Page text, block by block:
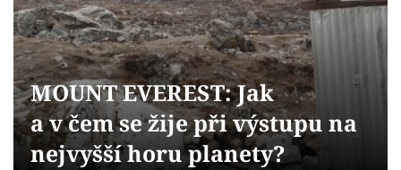
Sledujte prima+
Přihlášení
Sledujte nás
MOUNT EVEREST: Jak
a v čem se žije při výstupu na
nejvyšší horu planety?